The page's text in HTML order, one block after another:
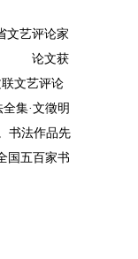
文艺评论家
。 论文获
文艺评论
集·文徵明
书法作品先
国五百家书